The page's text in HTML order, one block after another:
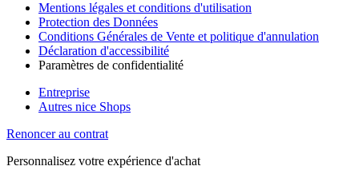
Mentions légales et conditions d'utilisation
Protection des Données
Conditions Générales de Vente et politique d'annulation
Déclaration d'accessibilité
Paramètres de confidentialité
Entreprise
Autres nice Shops
Renoncer au contrat
Personnalisez votre expérience d'achat